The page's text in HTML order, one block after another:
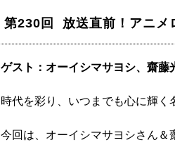
第230回 放送直前！アニメ
ゲスト：オーイシマサヨシ、齋藤
時代を彩り、いつまでも心に輝く
今回は、オーイシマサヨシさん＆